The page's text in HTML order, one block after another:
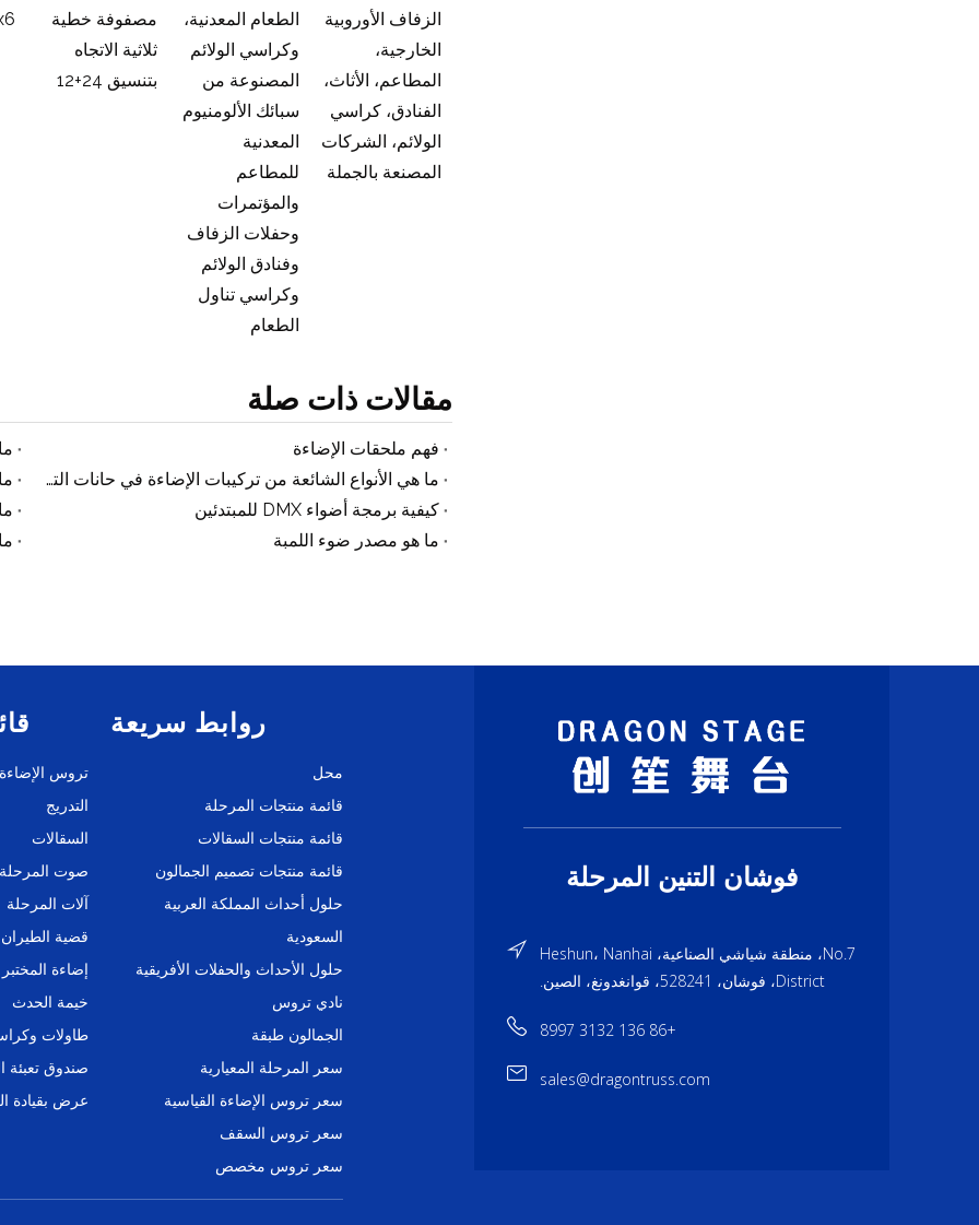
مصفوفة خطية
ثلاثية الاتجاه
بتنسيق 24+12
الطعام المعدنية،
وكراسي الولائم
المصنوعة من
سبائك الألومنيوم
المعدنية
للمطاعم
والمؤتمرات
وحفلات الزفاف
وفنادق الولائم
وكراسي تناول
الطعام
الزفاف الأوروبية
الخارجية،
المطاعم، الأثاث،
الفنادق، كراسي
الولائم، الشركات
المصنعة بالجملة
مقالات ذات صلة
فهم ملحقات الإضاءة
ما هي الأنواع الشائعة من تركيبات الإضاءة في حانات الترفيه؟
كيفية برمجة أضواء DMX للمبتدئين
ما هو مصدر ضوء اللمبة
فوشان التنين المرحلة
No.7، منطقة شياشي الصناعية، Heshun، Nanhai
District، فوشان، 528241، قوانغدونغ، الصين.
+86 136 3132 8997
sales@dragontruss.com
روابط سريعة
محل
قائمة منتجات المرحلة
قائمة منتجات السقالات
قائمة منتجات تصميم الجمالون
حلول أحداث المملكة العربية
السعودية
حلول الأحداث والحفلات الأفريقية
نادي تروس
الجمالون طبقة
سعر المرحلة المعيارية
سعر تروس الإضاءة القياسية
سعر تروس السقف
سعر تروس مخصص
تروس الإضاءة
التدريج
السقالات
صوت المرحلة
آلات المرحلة
قضية الطيران
إضاءة المختبر
خيمة الحدث
طاولات
صندوق تعبئة
عرض بقيادة